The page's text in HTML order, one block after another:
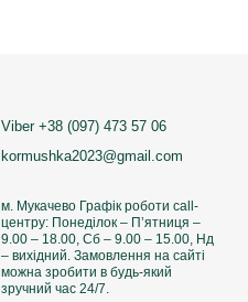
Viber +38 (097) 473 57 06
kormushka2023@gmail.com
м. Мукачево Графік роботи call-
центру: Понеділок – П’ятниця –
9.00 – 18.00, Сб – 9.00 – 15.00, Нд
– вихідний. Замовлення на сайті
можна зробити в будь-який
зручний час 24/7.